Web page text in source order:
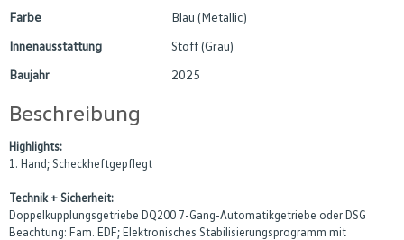
Farbe
Blau (Metallic)
Innenausstattung
Stoff (Grau)
Baujahr
2025
Beschreibung
Highlights:
1. Hand; Scheckheftgepflegt
Technik + Sicherheit:
Doppelkupplungsgetriebe DQ200 7-Gang-Automatikgetriebe oder DSG
Beachtung: Fam. EDF; Elektronisches Stabilisierungsprogramm mit